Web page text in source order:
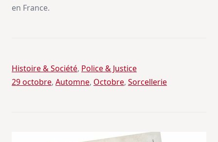
en France.
Histoire & Société, Police & Justice
29 octobre, Automne, Octobre, Sorcellerie